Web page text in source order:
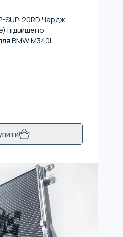
SUP-20RD Чардж
підвищеної
BMW M340i
2019+ (Червоний)